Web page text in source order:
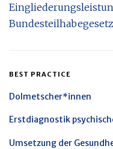
BEST PRACTICE
Dolmetscher*innen
Erstdiagnostik
Umsetzung der